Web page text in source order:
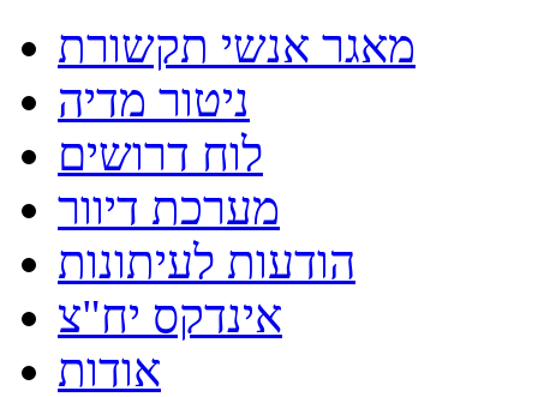
מאגר אנשי תקשורת
ניטור מדיה
לוח דרושים
מערכת דיוור
הודעות לעיתונות
אינדקס יח"צ
אודות